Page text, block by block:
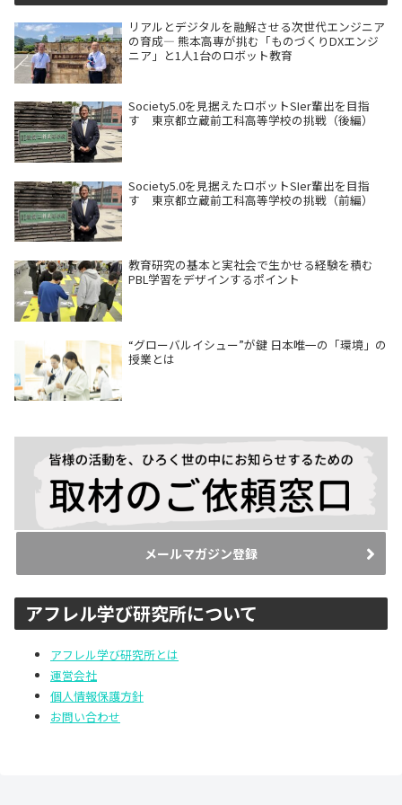
リアルとデジタルを融解させる次世代エンジニア
の育成― 熊本高専が挑む「ものづくりDXエンジ
ニア」と1人1台のロボット教育
Society5.0を見据えたロボットSIer輩出を目指
す 東京都立蔵前工科高等学校の挑戦（後編）
Society5.0を見据えたロボットSIer輩出を目指
す 東京都立蔵前工科高等学校の挑戦（前編）
教育研究の基本と実社会で生かせる経験を積む
PBL学習をデザインするポイント
“グローバルイシュー”が鍵 日本唯一の「環境」の
授業とは
メールマガジン登録
アフレル学び研究所について
アフレル学び研究所とは
運営会社
個人情報保護方針
お問い合わせ